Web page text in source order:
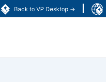
Back to VP Desktop →